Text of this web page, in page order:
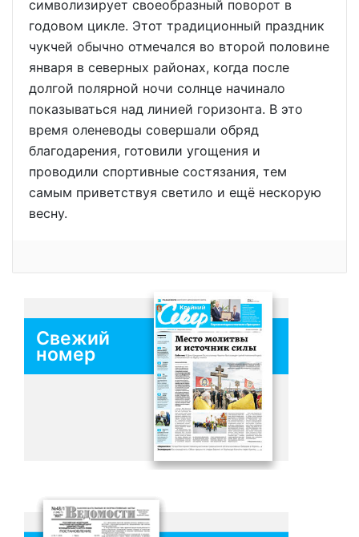
символизирует своеобразный поворот в
годовом цикле. Этот традиционный праздник
чукчей обычно отмечался во второй половине
января в северных районах, когда после
долгой полярной ночи солнце начинало
показываться над линией горизонта. В это
время оленеводы совершали обряд
благодарения, готовили угощения и
проводили спортивные состязания, тем
самым приветствуя светило и ещё нескорую
весну.
Свежий
номер